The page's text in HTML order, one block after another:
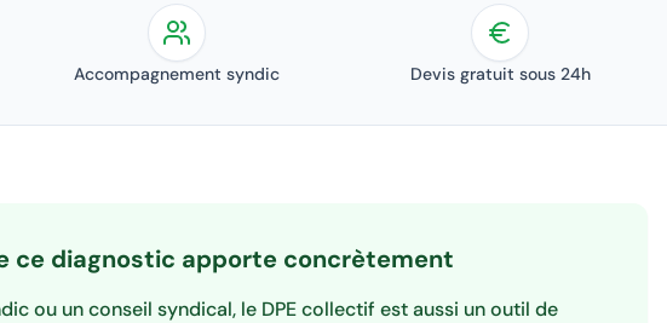
Accompagnement syndic Devis gratuit sous 24h
ce diagnostic apporte concrètement
ou un conseil syndical, le DPE collectif est aussi un outil de